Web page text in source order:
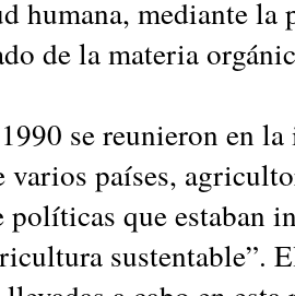
humana, mediante la
de la materia
se reunieron en
varios países,
políticas que estaban
sustentable”.